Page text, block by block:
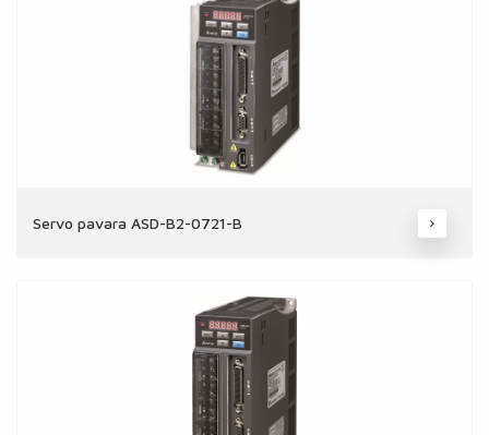
Servo pavara ASD-B2-0721-B